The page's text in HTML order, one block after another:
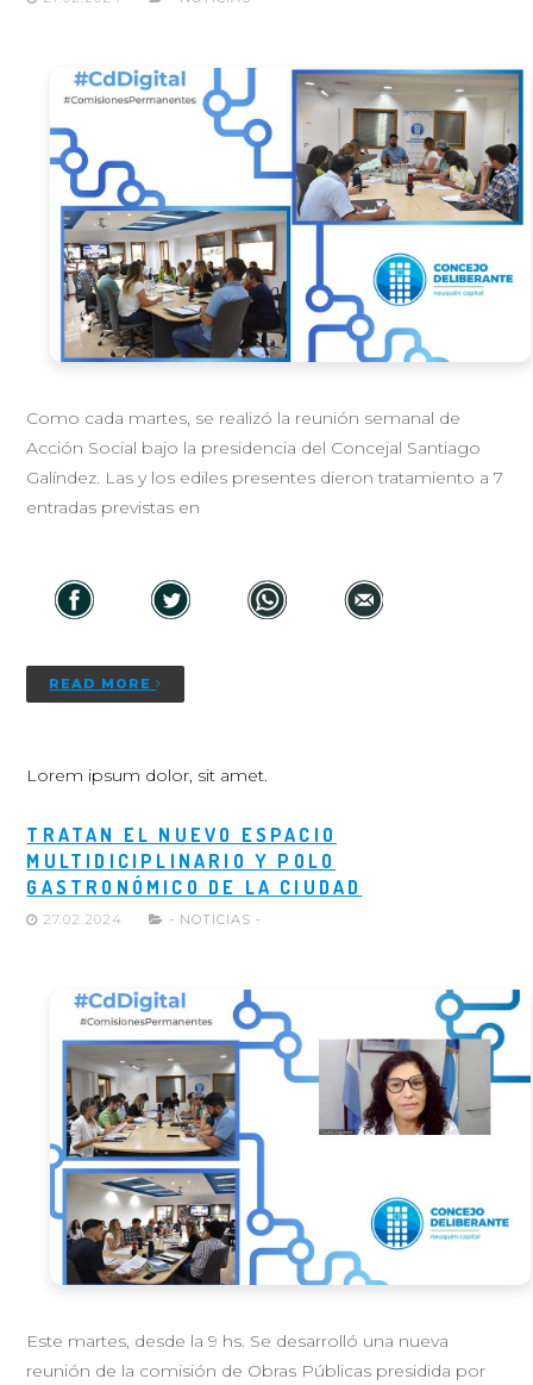
Como cada martes, se realizó la reunión semanal de
Acción Social bajo la presidencia del Concejal Santiago
Galíndez. Las y los ediles presentes dieron tratamiento a 7
entradas previstas en
READ MORE
Lorem ipsum dolor, sit amet.
TRATAN EL NUEVO ESPACIO
MULTIDICIPLINARIO Y POLO
GASTRONÓMICO DE LA CIUDAD
27.02.2024 - NOTICIAS -
Este martes, desde la 9 hs. Se desarrolló una nueva
reunión de la comisión de Obras Públicas presidida por